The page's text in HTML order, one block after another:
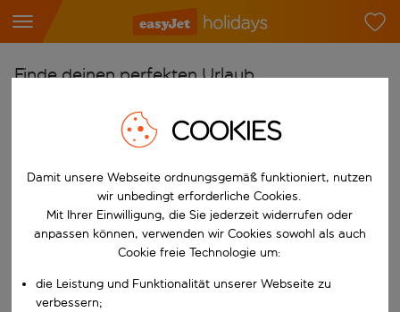
Finde deinen perfekten Urlaub
Beginne mit der Eingabe für die automatische
Flughafen wählen
Beginne mit der Eingabe für die automatische
Reiseziel wählen
Nach
Wähle ein Ab- und Rückflugdatum aus.
Reisezeitraum wählen
Wann
Wer
COOKIES
Damit unsere Webseite ordnungsgemäß funktioniert, nutzen
wir unbedingt erforderliche Cookies.
Mit Ihrer Einwilligung, die Sie jederzeit widerrufen oder
anpassen können, verwenden wir Cookies sowohl als auch
Cookie freie Technologie um:
die Leistung und Funktionalität unserer Webseite zu
verbessern;